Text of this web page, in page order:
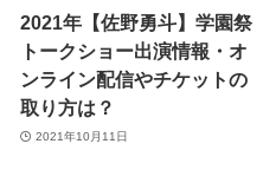
2021年【佐野勇斗】学園祭
トークショー出演情報・オ
ンライン配信やチケットの
取り方は？
2021年10月11日